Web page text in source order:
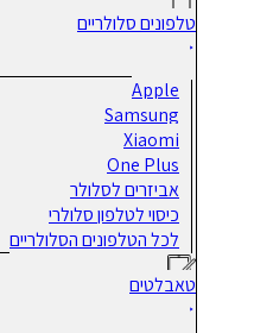
טלפונים סלולריים
Apple
Samsung
Xiaomi
One Plus
אביזרים לסלולר
כיסוי לטלפון סלולרי
לכל הטלפונים הסלולריים
טאבלטים